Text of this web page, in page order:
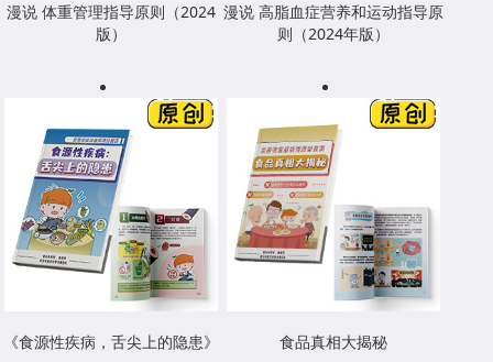
漫说 体重管理指导原则（2024
版）
漫说 高脂血症营养和运动指导原
则（2024年版）
《食源性疾病，舌尖上的隐患》 食品真相大揭秘